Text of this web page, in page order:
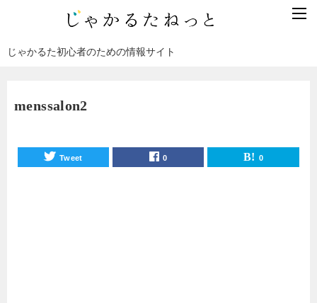
じゃかるた初心者のための情報サイト
menssalon2
Tweet 0 0